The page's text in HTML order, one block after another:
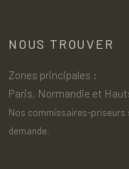
NOUS TROUVER
Zones principales :
Paris, Normandie et
Nos commissaires-
demande.